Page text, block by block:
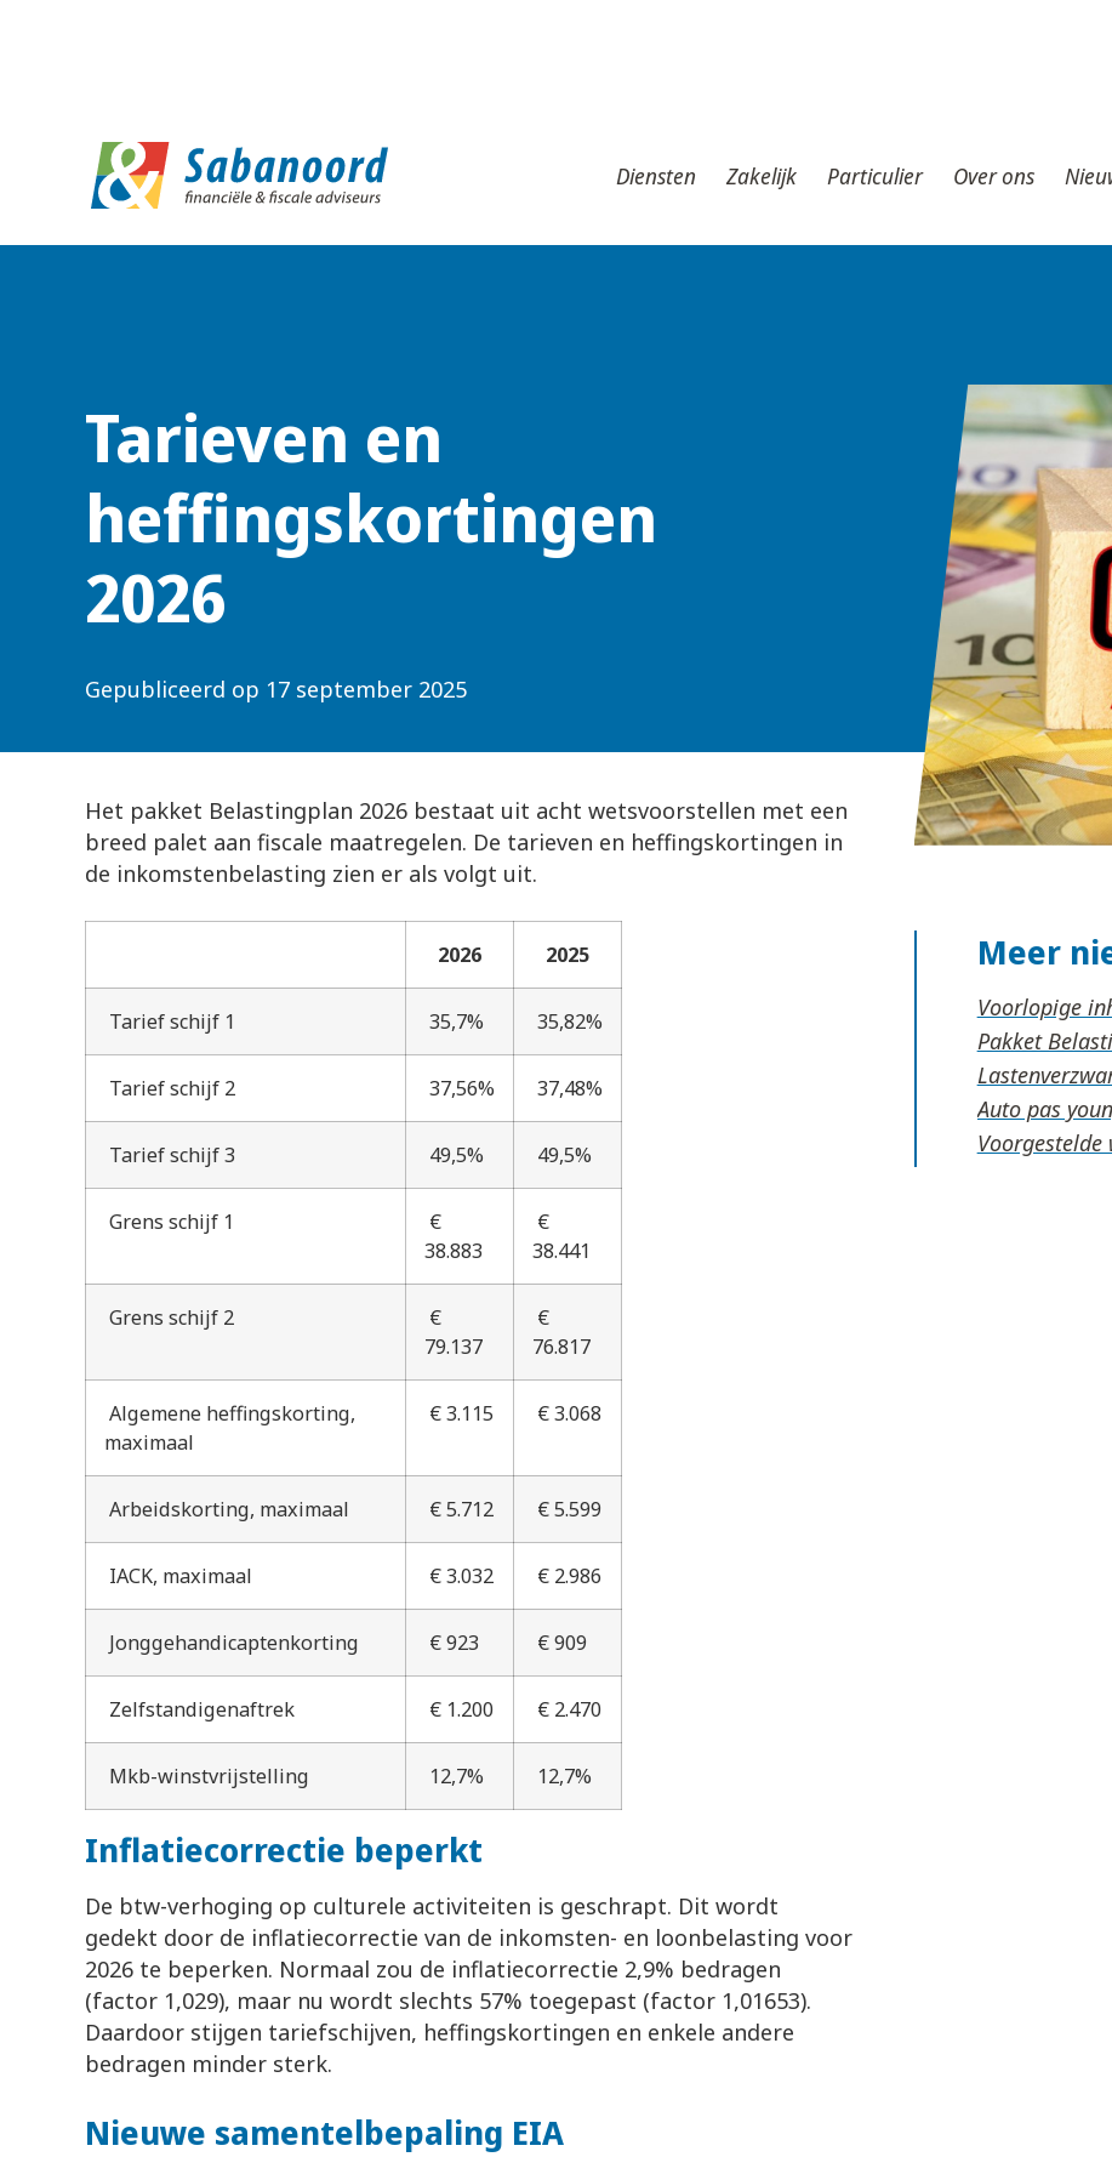
Diensten Zakelijk Particulier Over ons
Tarieven en
heffingskortingen
2026
Gepubliceerd op 17 september 2025
Het pakket Belastingplan 2026 bestaat uit acht wetsvoorstellen met een
breed palet aan fiscale maatregelen. De tarieven en heffingskortingen in
de inkomstenbelasting zien er als volgt uit.
2026 2025
Tarief schijf 1 35,7% 35,82%
Tarief schijf 2 37,56% 37,48%
Tarief schijf 3 49,5% 49,5%
Grens schijf 1
€
38.883
€
38.441
Grens schijf 2
€
79.137
€
76.817
Algemene heffingskorting,
maximaal
€ 3.115 € 3.068
Arbeidskorting, maximaal € 5.712 € 5.599
IACK, maximaal € 3.032 € 2.986
Jonggehandicaptenkorting € 923 € 909
Zelfstandigenaftrek € 1.200 € 2.470
Mkb-winstvrijstelling 12,7% 12,7%
Inflatiecorrectie beperkt
De btw-verhoging op culturele activiteiten is geschrapt. Dit wordt
gedekt door de inflatiecorrectie van de inkomsten- en loonbelasting voor
2026 te beperken. Normaal zou de inflatiecorrectie 2,9% bedragen
(factor 1,029), maar nu wordt slechts 57% toegepast (factor 1,01653).
Daardoor stijgen tariefschijven, heffingskortingen en enkele andere
bedragen minder sterk.
Nieuwe samentelbepaling EIA
Meer
Voorlopige
Pakket
Auto pas